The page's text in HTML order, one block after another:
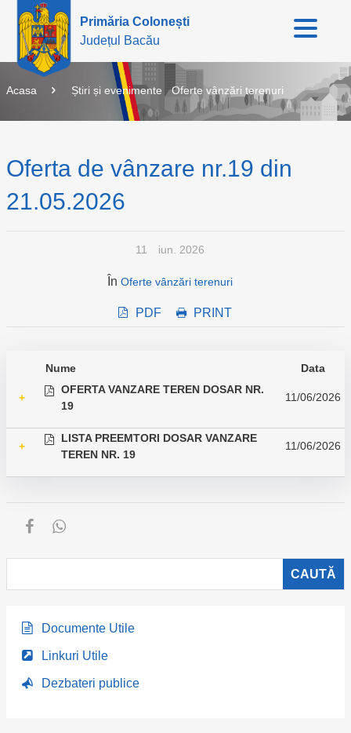
Primăria Colonești
Județul Bacău
Acasa Știri și evenimente Oferte vânzări terenuri
Oferta de vânzare nr.19 din
21.05.2026
11 iun. 2026
În Oferte vânzări terenuri
PDF PRINT
Nume Data
+
OFERTA VANZARE TEREN DOSAR NR.
19
11/06/2026
+
LISTA PREEMTORI DOSAR VANZARE
TEREN NR. 19
11/06/2026
Documente Utile
Linkuri Utile
Dezbateri publice